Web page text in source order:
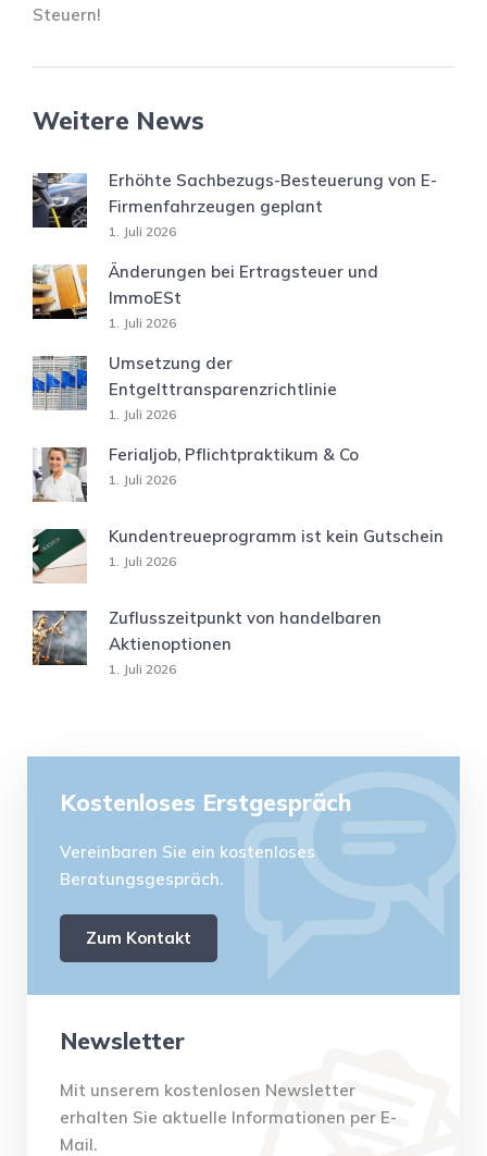
Steuern!
Weitere News
Erhöhte Sachbezugs-Besteuerung von E-
Firmenfahrzeugen geplant
1. Juli 2026
Änderungen bei Ertragsteuer und
ImmoESt
1. Juli 2026
Umsetzung der
Entgelttransparenzrichtlinie
1. Juli 2026
Ferialjob, Pflichtpraktikum & Co
1. Juli 2026
Kundentreueprogramm ist kein Gutschein
1. Juli 2026
Zuflusszeitpunkt von handelbaren
Aktienoptionen
1. Juli 2026
Kostenloses Erstgespräch
Vereinbaren Sie ein kostenloses
Beratungsgespräch.
Zum Kontakt
Newsletter
Mit unserem kostenlosen Newsletter
erhalten Sie aktuelle Informationen per E-
Mail.